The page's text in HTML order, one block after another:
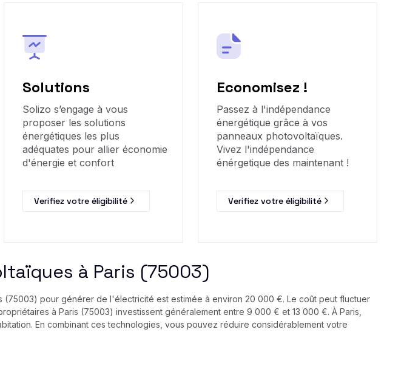
Solutions
Solizo s’engage à vous
proposer les solutions
énergétiques les plus
adéquates pour allier économie
d'énergie et confort
Verifiez votre éligibilité
Economisez !
Passez à l'indépendance
énergétique grâce à vos
panneaux photovoltaïques.
Vivez l'indépendance
énérgetique des maintenant !
Verifiez votre éligibilité
à Paris (75003)
pour générer de l'électricité est estimée à environ 20 000 €. Le coût peut fluctuer
à Paris (75003) investissent généralement entre 9 000 € et 13 000 €. À Paris,
En combinant ces technologies, vous pouvez réduire considérablement votre